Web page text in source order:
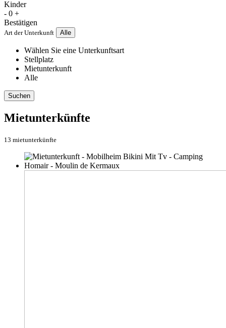
Kinder
- 0 +
Bestätigen
Art der Unterkunft Alle
Wählen Sie eine Unterkunftsart
Stellplatz
Mietunterkunft
Alle
Suchen
Mietunterkünfte
13 mietunterkünfte